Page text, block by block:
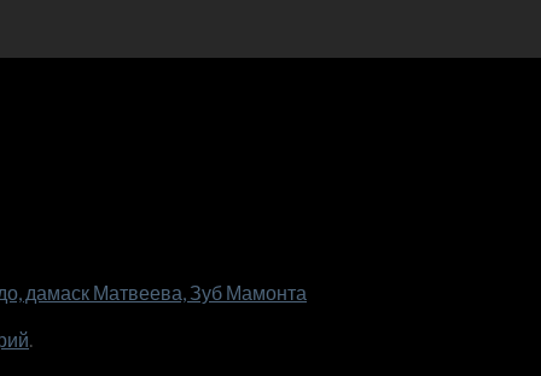
дамаск Матвеева, Зуб Мамонта
.